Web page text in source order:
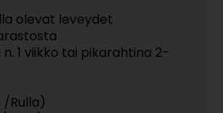
olevat leveydet
1 viikko tai pikarahtina 2-
/Rulla)